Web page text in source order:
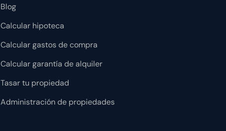
Blog
Calcular hipoteca
Calcular gastos de compra
Calcular garantía de alquiler
Tasar tu propiedad
Administración de propiedades